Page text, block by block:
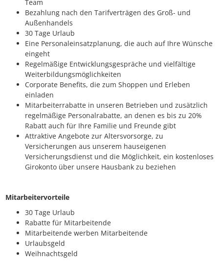
Team
Bezahlung nach den Tarifverträgen des Groß- und
Außenhandels
30 Tage Urlaub
Eine Personaleinsatzplanung, die auch auf Ihre Wünsche
eingeht
Regelmäßige Entwicklungsgespräche und vielfältige
Weiterbildungsmöglichkeiten
Corporate Benefits, die zum Shoppen und Erleben
einladen
Mitarbeiterrabatte in unseren Betrieben und zusätzlich
regelmäßige Personalrabatte, an denen es bis zu 20%
Rabatt auch für Ihre Familie und Freunde gibt
Attraktive Angebote zur Altersvorsorge, zu
Versicherungen aus unserem hauseigenen
Versicherungsdienst und die Möglichkeit, ein kostenloses
Girokonto über unsere Hausbank zu beziehen
Mitarbeitervorteile
30 Tage Urlaub
Rabatte für Mitarbeitende
Mitarbeitende werben Mitarbeitende
Urlaubsgeld
Weihnachtsgeld